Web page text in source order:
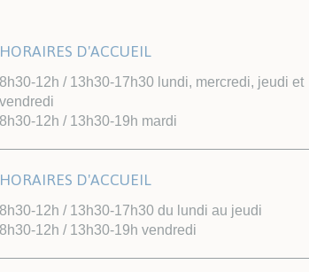
HORAIRES D'ACCUEIL
8h30-12h / 13h30-17h30 lundi, mercredi, jeudi et
vendredi
8h30-12h / 13h30-19h mardi
HORAIRES D'ACCUEIL
8h30-12h / 13h30-17h30 du lundi au jeudi
8h30-12h / 13h30-19h vendredi